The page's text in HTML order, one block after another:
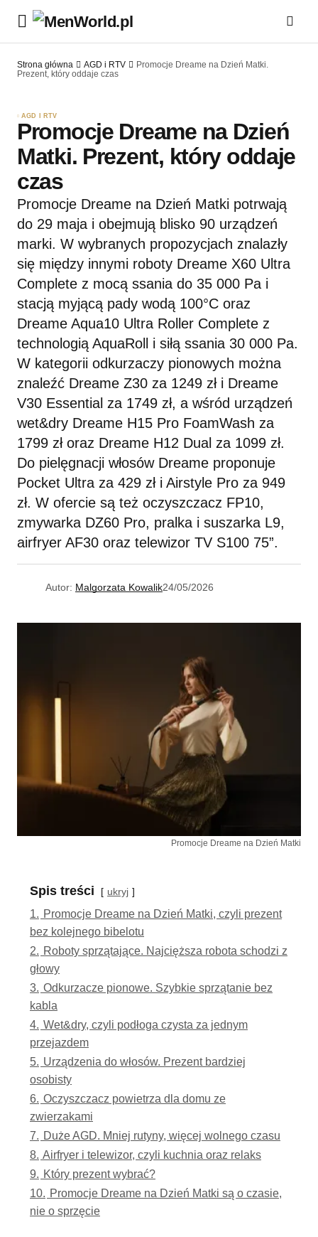
Strona główna AGD i RTV
Promocje Dreame na Dzień Matki.
Prezent, który oddaje czas
AGD I RTV
Promocje Dreame na Dzień
Matki. Prezent, który oddaje
czas
Promocje Dreame na Dzień Matki potrwają
do 29 maja i obejmują blisko 90 urządzeń
marki. W wybranych propozycjach znalazły
się między innymi roboty Dreame X60 Ultra
Complete z mocą ssania do 35 000 Pa i
stacją myjącą pady wodą 100°C oraz
Dreame Aqua10 Ultra Roller Complete z
technologią AquaRoll i siłą ssania 30 000 Pa.
W kategorii odkurzaczy pionowych można
znaleźć Dreame Z30 za 1249 zł i Dreame
V30 Essential za 1749 zł, a wśród urządzeń
wet&dry Dreame H15 Pro FoamWash za
1799 zł oraz Dreame H12 Dual za 1099 zł.
Do pielęgnacji włosów Dreame proponuje
Pocket Ultra za 429 zł i Airstyle Pro za 949
zł. W ofercie są też oczyszczacz FP10,
zmywarka DZ60 Pro, pralka i suszarka L9,
airfryer AF30 oraz telewizor TV S100 75”.
Autor: Malgorzata Kowalik24/05/2026
Promocje Dreame na Dzień Matki
Spis treści ukryj
1. Promocje Dreame na Dzień Matki, czyli prezent
bez kolejnego bibelotu
2. Roboty sprzątające. Najcięższa robota schodzi z
głowy
3. Odkurzacze pionowe. Szybkie sprzątanie bez
kabla
4. Wet&dry, czyli podłoga czysta za jednym
przejazdem
5. Urządzenia do włosów. Prezent bardziej
osobisty
6. Oczyszczacz powietrza dla domu ze
zwierzakami
7. Duże AGD. Mniej rutyny, więcej wolnego czasu
8. Airfryer i telewizor, czyli kuchnia oraz relaks
9. Który prezent wybrać?
10. Promocje Dreame na Dzień Matki są o czasie,
nie o sprzęcie